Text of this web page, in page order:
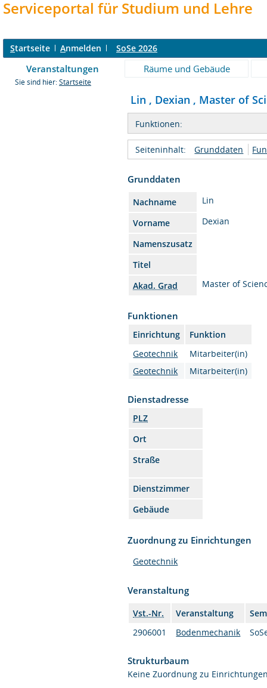
Serviceportal für Studium und Lehre
Startseite Anmelden SoSe 2026
Veranstaltungen Räume und Gebäude
Sie sind hier: Startseite
Lin , Dexian , Master of
Funktionen:
Seiteninhalt: Grunddaten
Grunddaten
Nachname
Lin
Vorname
Dexian
Namenszusatz
Titel
Akad. Grad
Master of
Funktionen
Einrichtung
Funktion
Geotechnik
Mitarbeiter(in)
Geotechnik
Mitarbeiter(in)
Dienstadresse
PLZ
Ort
Straße
Dienstzimmer
Gebäude
Zuordnung zu Einrichtungen
Geotechnik
Veranstaltung
Vst.-Nr. Veranstaltung
2906001
Bodenmechanik
Strukturbaum
Keine Zuordnung zu